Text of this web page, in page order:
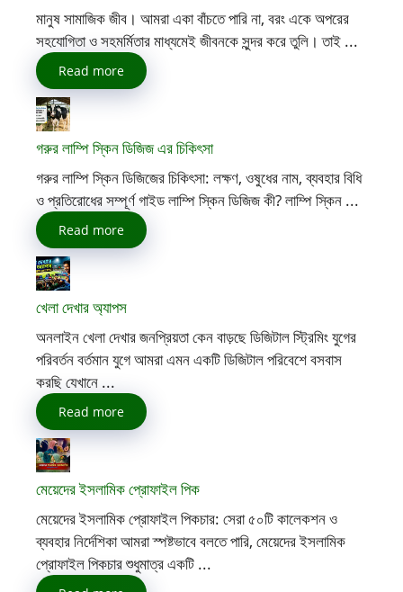
মানুষ সামাজিক জীব। আমরা একা বাঁচতে পারি না, বরং একে অপরের
সহযোগিতা ও সহমর্মিতার মাধ্যমেই জীবনকে সুন্দর করে তুলি। তাই ...
Read more
গরুর লাম্পি স্কিন ডিজিজ এর চিকিৎসা
গরুর লাম্পি স্কিন ডিজিজের চিকিৎসা: লক্ষণ, ওষুধের নাম, ব্যবহার বিধি
ও প্রতিরোধের সম্পূর্ণ গাইড লাম্পি স্কিন ডিজিজ কী? লাম্পি স্কিন ...
Read more
খেলা দেখার অ্যাপস
অনলাইন খেলা দেখার জনপ্রিয়তা কেন বাড়ছে ডিজিটাল স্ট্রিমিং যুগের
পরিবর্তন বর্তমান যুগে আমরা এমন একটি ডিজিটাল পরিবেশে বসবাস
করছি যেখানে ...
Read more
মেয়েদের ইসলামিক প্রোফাইল পিক
মেয়েদের ইসলামিক প্রোফাইল পিকচার: সেরা ৫০টি কালেকশন ও
ব্যবহার নির্দেশিকা আমরা স্পষ্টভাবে বলতে পারি, মেয়েদের ইসলামিক
প্রোফাইল পিকচার শুধুমাত্র একটি ...